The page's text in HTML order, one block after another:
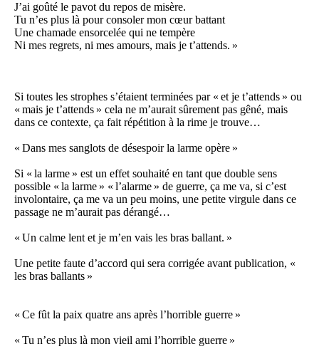
J’ai goûté le pavot du repos de misère.
Tu n’es plus là pour consoler mon cœur battant
Une chamade ensorcelée qui ne tempère
Ni mes regrets, ni mes amours, mais je t’attends. »
Si toutes les strophes s’étaient terminées par « et je t’attends » ou
« mais je t’attends » cela ne m’aurait sûrement pas gêné, mais
dans ce contexte, ça fait répétition à la rime je trouve…
« Dans mes sanglots de désespoir la larme opère »
Si « la larme » est un effet souhaité en tant que double sens
possible « la larme » « l’alarme » de guerre, ça me va, si c’est
involontaire, ça me va un peu moins, une petite virgule dans ce
passage ne m’aurait pas dérangé…
« Un calme lent et je m’en vais les bras ballant. »
Une petite faute d’accord qui sera corrigée avant publication, «
les bras ballants »
« Ce fût la paix quatre ans après l’horrible guerre »
« Tu n’es plus là mon vieil ami l’horrible guerre »